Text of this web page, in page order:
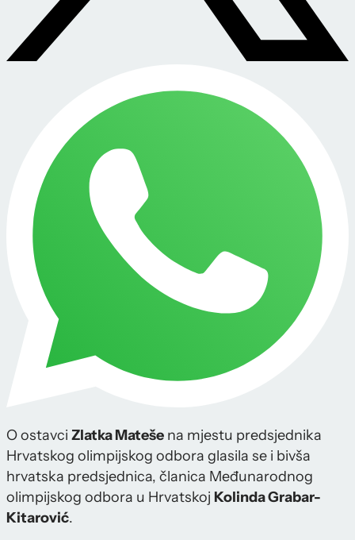
O ostavci Zlatka Mateše na mjestu predsjednika
Hrvatskog olimpijskog odbora glasila se i bivša
hrvatska predsjednica, članica Međunarodnog
olimpijskog odbora u Hrvatskoj Kolinda Grabar-
Kitarović.